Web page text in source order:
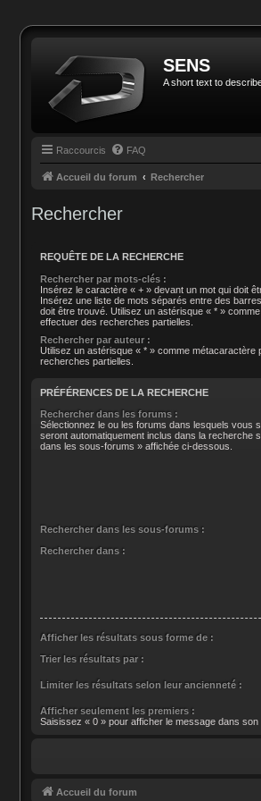
SENS
A short text to
Raccourcis FAQ
Accueil du forum Rechercher
Rechercher
REQUÊTE DE LA RECHERCHE
Rechercher par mots-clés :
Insérez le caractère « + » devant un mot qui doit
Insérez une liste de mots séparés entre des
doit être trouvé. Utilisez un astérisque « * »
effectuer des recherches partielles.
Rechercher par auteur :
Utilisez un astérisque « * » comme
recherches partielles.
PRÉFÉRENCES DE LA RECHERCHE
Rechercher dans les forums :
Sélectionnez le ou les forums dans lesquels vous
seront automatiquement inclus dans la recherche
dans les sous-forums » affichée ci-dessous.
Rechercher dans les sous-forums :
Rechercher dans :
Afficher les résultats sous forme de :
Trier les résultats par :
Limiter les résultats selon leur ancienneté :
Afficher seulement les premiers :
Saisissez « 0 » pour afficher le message dans son
Accueil du forum